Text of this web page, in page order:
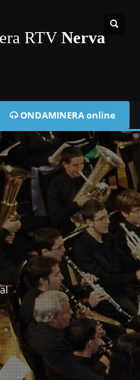
RTV Nerva
ONDAMINERA online